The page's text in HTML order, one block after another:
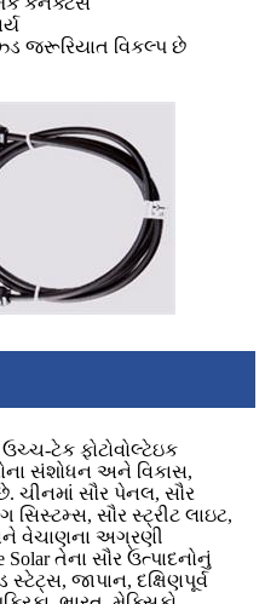
જરૂરિયાત વિકલ્પ છે
ટેક ફોટોવોલ્ટેઇક
સંશોધન અને વિકાસ,
ચીનમાં સૌર પેનલ, સૌર
સિસ્ટમ્સ, સૌર સ્ટ્રીટ લાઇટ,
વેચાણના અગ્રણી
તેના સૌર ઉત્પાદનોનું
જાપાન, દક્ષિણપૂર્વ